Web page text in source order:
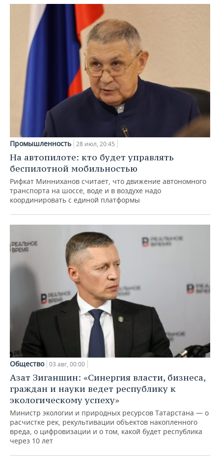
Промышленность 28 июл, 20:45
На автопилоте: кто будет управлять
беспилотной мобильностью
Рифкат Минниханов считает, что движение автономного
транспорта на шоссе, воде и в воздухе надо
координировать с единой платформы
Общество 03 авг, 00:00
Азат Зиганшин: «Синергия власти, бизнеса,
граждан и науки ведет республику к
экологическому успеху»
Министр экологии и природных ресурсов Татарстана — о
расчистке рек, рекультивации объектов накопленного
вреда, о цифровизации и о том, какой будет республика
через 10 лет